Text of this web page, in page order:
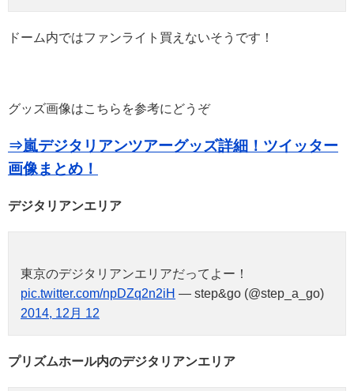
ドーム内ではファンライト買えないそうです！
グッズ画像はこちらを参考にどうぞ
⇒嵐デジタリアンツアーグッズ詳細！ツイッター
画像まとめ！
デジタリアンエリア
東京のデジタリアンエリアだってよー！
pic.twitter.com/npDZq2n2iH — step&go (@step_a_go)
2014, 12月 12
プリズムホール内のデジタリアンエリア